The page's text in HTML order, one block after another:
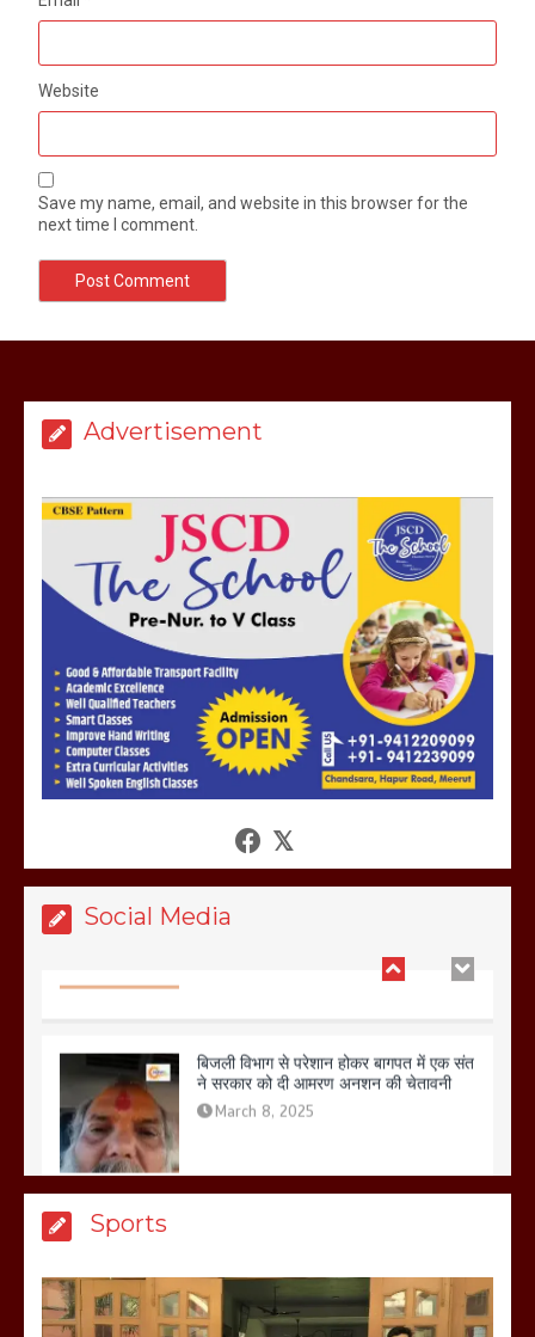
Website
Save my name, email, and website in this browser for the
next time I comment.
Advertisement
Social Media
उठाकर खाते कुत्ते का वीडियो इंटरनेट पर जमकर
हो रहा वायरल
होलिका रखने पर लात मार कर होलिका को किया
तहस नहस,मोहल्ले वालों के साथ की गई गाली
गलोच ,कहा अगर रखी गई होली तो होगा खून
March 11, 2025
आखिर क्यों जैनुल सालीकिन को शहर काजी नहीं
शफीकुर्रहमान रहमान ने
Sports